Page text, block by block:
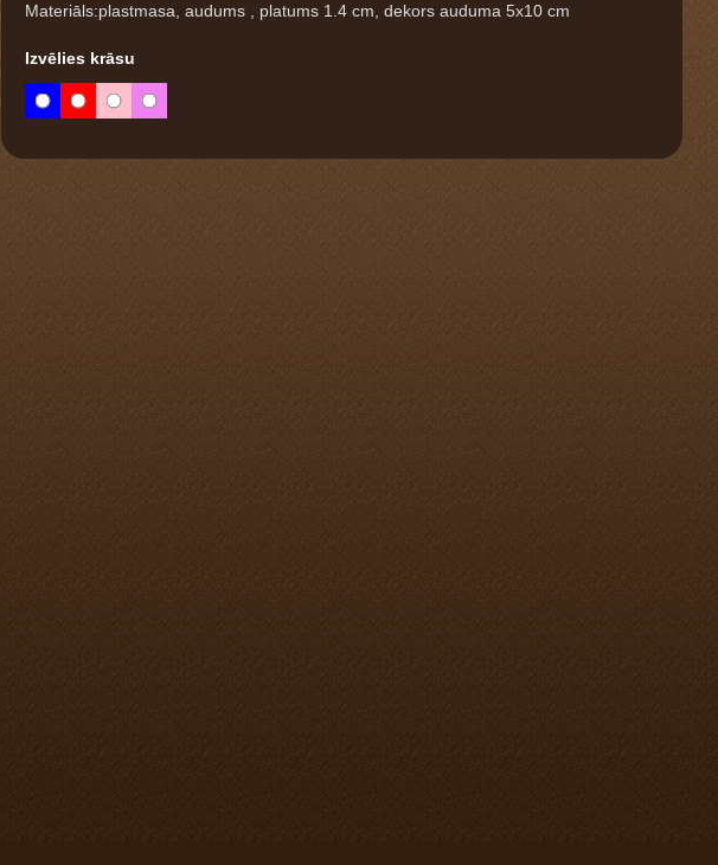
Materiāls:plastmasa, audums , platums 1.4 cm, dekors auduma 5x10 cm
Izvēlies krāsu